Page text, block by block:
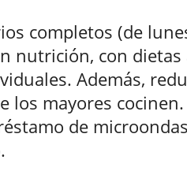
completos (de
nutrición, con dietas
Además,
los mayores
de